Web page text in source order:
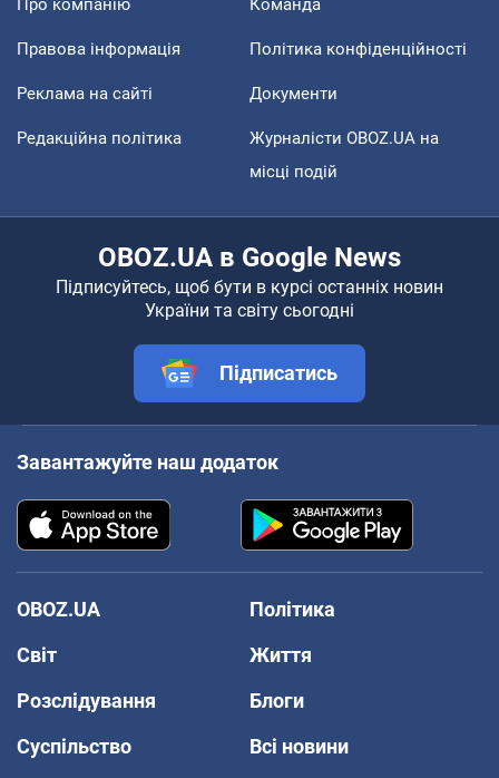
Про компанію Команда
Правова інформація Політика конфіденційності
Реклама на сайті Документи
Редакційна політика
Журналісти OBOZ.UA на
місці подій
OBOZ.UA в Google News
Підписуйтесь, щоб бути в курсі останніх новин
України та світу сьогодні
Підписатись
Завантажуйте наш додаток
OBOZ.UA
Політика
Світ
Життя
Розслідування
Блоги
Суспільство
Всі новини